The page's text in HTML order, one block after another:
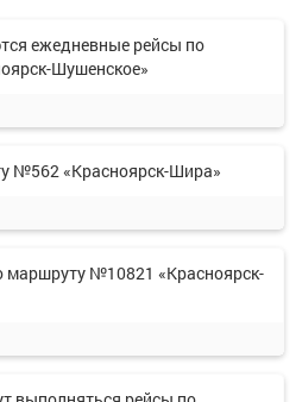
ежедневные рейсы по
Шушенское»
№562 «Красноярск-Шира»
маршруту №10821 «Красноярск-